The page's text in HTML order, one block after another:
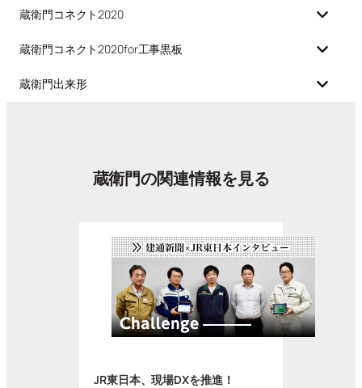
蔵衛門コネクト2020
蔵衛門コネクト2020for工事黒板
蔵衛門出来形
蔵衛門の関連情報を見る
JR東日本、現場DXを推進！